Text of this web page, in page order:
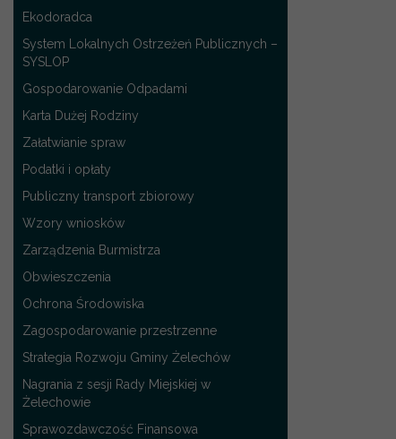
Ekodoradca
System Lokalnych Ostrzeżeń Publicznych –
SYSLOP
Gospodarowanie Odpadami
Karta Dużej Rodziny
Załatwianie spraw
Podatki i opłaty
Publiczny transport zbiorowy
Wzory wniosków
Zarządzenia Burmistrza
Obwieszczenia
Ochrona Środowiska
Zagospodarowanie przestrzenne
Strategia Rozwoju Gminy Żelechów
Nagrania z sesji Rady Miejskiej w
Żelechowie
Sprawozdawczość Finansowa